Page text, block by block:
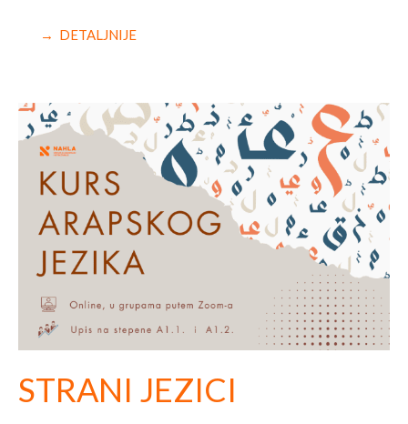
→ DETALJNIJE
STRANI JEZICI